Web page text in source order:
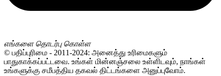
எங்களை தொடர்பு கொள்ள
© பதிப்புரிமை - 2011-2024: அனைத்து உரிமைகளும்
பாதுகாக்கப்பட்டவை. உங்கள் மின்னஞ்சலை உள்ளிடவும், நாங்கள்
உங்களுக்கு சமீபத்திய தகவல் திட்டங்களை அனுப்புவோம்.